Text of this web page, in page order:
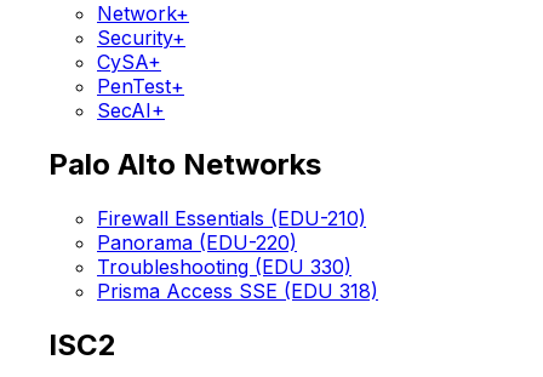
Network+
Security+
CySA+
PenTest+
SecAI+
Palo Alto Networks
Firewall Essentials (EDU-210)
Panorama (EDU-220)
Troubleshooting (EDU 330)
Prisma Access SSE (EDU 318)
ISC2